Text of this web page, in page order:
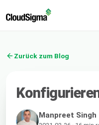
Zurück zum Blog
Manpreet Singh